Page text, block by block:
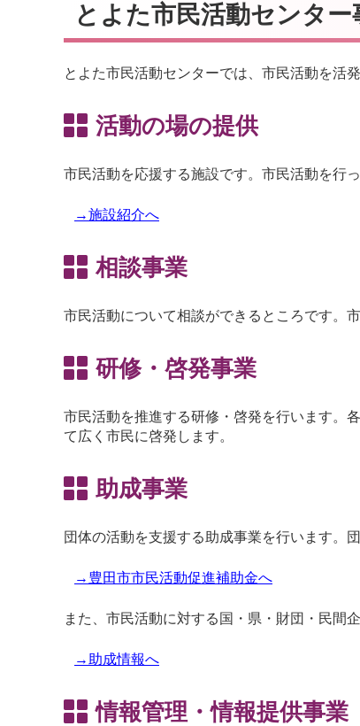
とよた市民活動センター
とよた市民活動センターでは、市民活動を活
活動の場の提供
市民活動を応援する施設です。市民活動を行
→施設紹介へ
相談事業
市民活動について相談ができるところです。
研修・啓発事業
市民活動を推進する研修・啓発を行います。
て広く市民に啓発します。
助成事業
団体の活動を支援する助成事業を行います。
→豊田市市民活動促進補助金へ
また、市民活動に対する国・県・財団・民間
→助成情報へ
情報管理・情報提供事業